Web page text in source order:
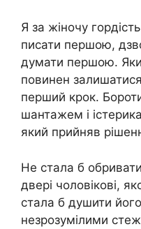
Я за жіночу
писати першою,
думати першою.
повинен
перший крок.
шантажем і
який прийняв
Не стала б
двері чоловікові,
стала б душити
незрозумілими